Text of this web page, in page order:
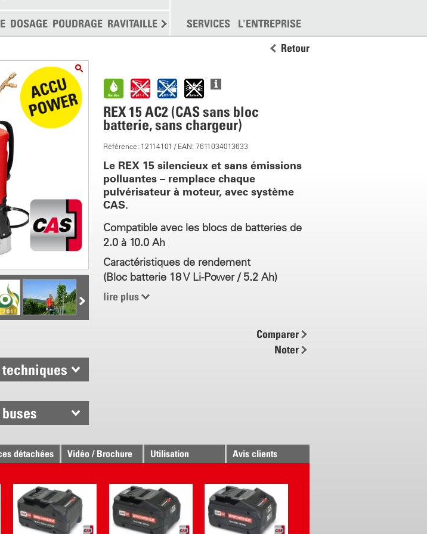
DOSAGE POUDRAGE RAVITAILLEMENT DISPERSION PLUS
SERVICES L'ENTREPRISE
Retour
REX 15 AC2 (CAS sans bloc
batterie, sans chargeur)
Référence: 12114101 / EAN: 7611034013633
Le REX 15 silencieux et sans émissions
polluantes – remplace chaque
pulvérisateur à moteur, avec système
CAS.
Compatible avec les blocs de batteries de
2.0 à 10.0 Ah
Caractéristiques de rendement
(Bloc batterie 18 V Li-Power / 5.2 Ah)
1 - 10 bar
Durée de charge de la batterie < 104 min
ergonomique
Accès facile au filtre d'aspiration
Chariot à 2 roues en acier inoxydable (
disponible en option)
lire plus
Comparer
Noter
détachées Vidéo / Brochure Utilisation Avis clients